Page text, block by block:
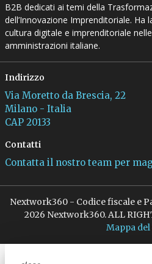
B2B dedicati ai temi della
dell’Innovazione Imprenditoriale. Ha
cultura digitale e imprenditoriale
amministrazioni italiane.
Indirizzo
Via Moretto da Brescia, 22
Milano - Italia
CAP 20133
Contatti
Contatta il nostro team per
Nextwork360 - Codice fiscale e
2026 Nextwork360. ALL
Mappa del